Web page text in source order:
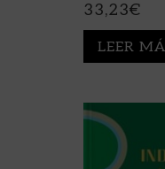
33,23€
LEER